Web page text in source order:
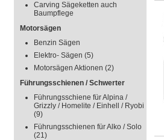
Carving Sägeketten auch
Baumpflege
Motorsägen
Benzin Sägen
Elektro- Sägen (5)
Motorsägen Aktionen (2)
Führungsschienen / Schwerter
Führungsschiene für Alpina /
Grizzly / Homelite / Einhell / Ryobi
(9)
Führungsschienen für Alko / Solo
(21)